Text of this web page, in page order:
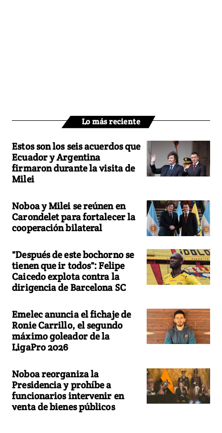
Lo más reciente
Estos son los seis acuerdos que
Ecuador y Argentina
firmaron durante la visita de
Milei
Noboa y Milei se reúnen en
Carondelet para fortalecer la
cooperación bilateral
"Después de este bochorno se
tienen que ir todos": Felipe
Caicedo explota contra la
dirigencia de Barcelona SC
Emelec anuncia el fichaje de
Ronie Carrillo, el segundo
máximo goleador de la
LigaPro 2026
Noboa reorganiza la
Presidencia y prohíbe a
funcionarios intervenir en
venta de bienes públicos